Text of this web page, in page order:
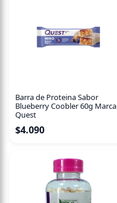
15 g de proteína
Vegana
Barra de Proteina Sabor
Blueberry Coobler 60g Marca
Quest
$4.090